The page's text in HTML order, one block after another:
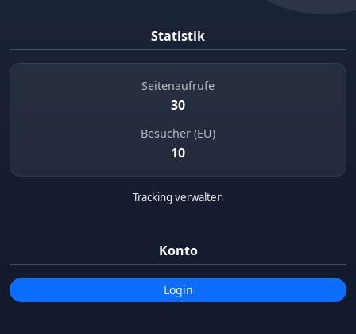
Statistik
Seitenaufrufe
30
Besucher (EU)
10
Tracking verwalten
Konto
Login